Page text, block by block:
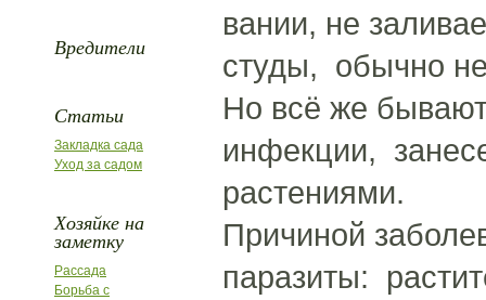
Вредители
Статьи
Закладка сада
Уход за садом
Хозяйке на
заметку
Рассада
Борьба с
вании, не
студы, обычно
Но всё же
инфекции,
растениями.
Причиной
паразиты: